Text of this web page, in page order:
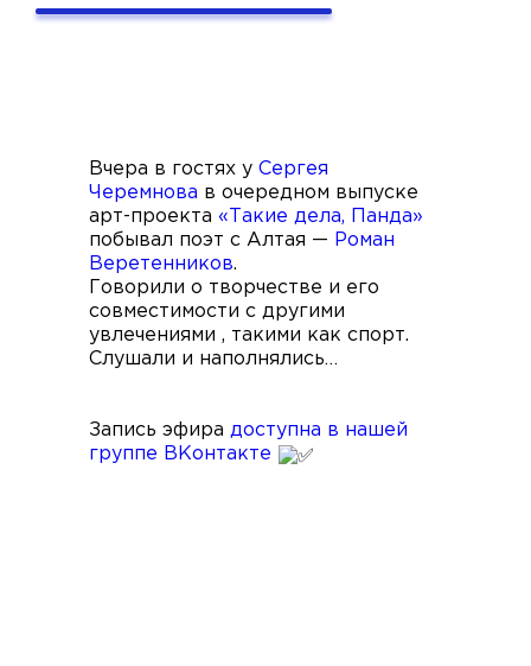
Вчера в гостях у Сергея
Черемнова в очередном выпуске
арт-проекта «Такие дела, Панда»
побывал поэт с Алтая — Роман
Веретенников.
Говорили о творчестве и его
совместимости с другими
увлечениями , такими как спорт.
Слушали и наполнялись…
Запись эфира доступна в нашей
группе ВКонтакте